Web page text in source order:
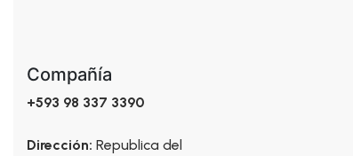
Compañía
+593 98 337 3390
Dirección: Republica del